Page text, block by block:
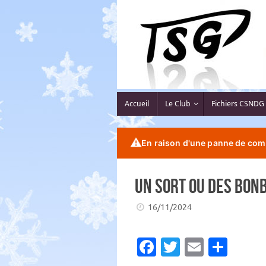
contenu
contenu
Accueil Le Club Fichiers CSNDG
⚠️En raison d'une panne de
Un sort ou des
16/11/2024
Fa T E